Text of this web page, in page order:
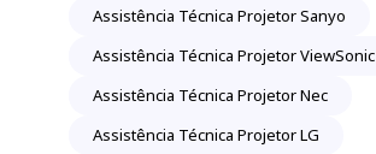
Assistência Técnica Projetor Sanyo
Assistência Técnica Projetor ViewSonic
Assistência Técnica Projetor Nec
Assistência Técnica Projetor LG